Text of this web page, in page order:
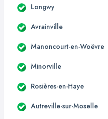
Longwy
Avrainville
Manoncourt-en-Woëvre
Minorville
Rosières-en-Haye
Autreville-sur-Moselle